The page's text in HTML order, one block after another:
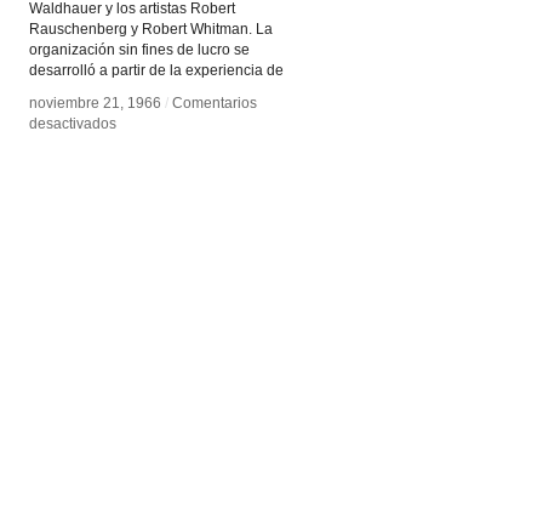
Waldhauer y los artistas Robert
Rauschenberg y Robert Whitman. La
organización sin fines de lucro se
desarrolló a partir de la experiencia de
noviembre 21, 1966 / Comentarios
desactivadosen
noviembre 21, 1966 / Comentarios
desactivadosen